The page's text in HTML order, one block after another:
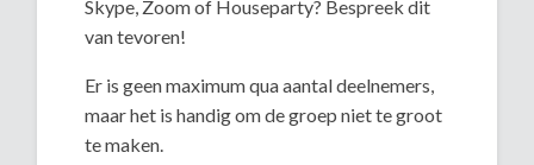
Skype, Zoom of Houseparty? Bespreek dit
van tevoren!
Er is geen maximum qua aantal deelnemers,
maar het is handig om de groep niet te groot
te maken.